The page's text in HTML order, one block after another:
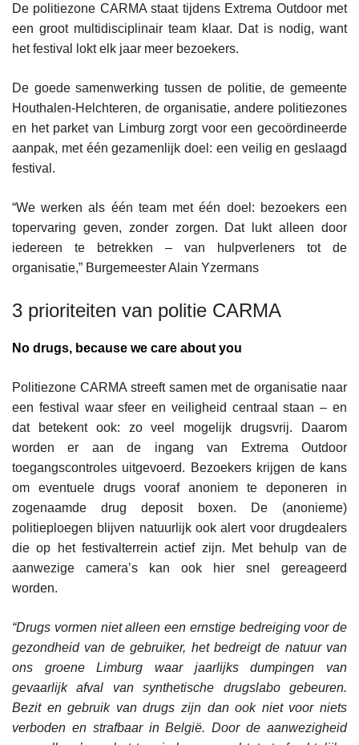
De politiezone CARMA staat tijdens Extrema Outdoor met
een groot multidisciplinair team klaar. Dat is nodig, want
het festival lokt elk jaar meer bezoekers.
De goede samenwerking tussen de politie, de gemeente
Houthalen-Helchteren, de organisatie, andere politiezones
en het parket van Limburg zorgt voor een gecoördineerde
aanpak, met één gezamenlijk doel: een veilig en geslaagd
festival.
“We werken als één team met één doel: bezoekers een
topervaring geven, zonder zorgen. Dat lukt alleen door
iedereen te betrekken – van hulpverleners tot de
organisatie,” Burgemeester Alain Yzermans
3 prioriteiten van politie CARMA
No drugs, because we care about you
Politiezone CARMA streeft samen met de organisatie naar
een festival waar sfeer en veiligheid centraal staan – en
dat betekent ook: zo veel mogelijk drugsvrij. Daarom
worden er aan de ingang van Extrema Outdoor
toegangscontroles uitgevoerd. Bezoekers krijgen de kans
om eventuele drugs vooraf anoniem te deponeren in
zogenaamde drug deposit boxen. De (anonieme)
politieploegen blijven natuurlijk ook alert voor drugdealers
die op het festivalterrein actief zijn. Met behulp van de
aanwezige camera’s kan ook hier snel gereageerd
worden.
“Drugs vormen niet alleen een ernstige bedreiging voor de
gezondheid van de gebruiker, het bedreigt de natuur van
ons groene Limburg waar jaarlijks dumpingen van
gevaarlijk afval van synthetische drugslabo gebeuren.
Bezit en gebruik van drugs zijn dan ook niet voor niets
verboden en strafbaar in België. Door de aanwezigheid